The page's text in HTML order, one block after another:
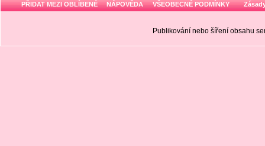
PŘIDAT MEZI OBLÍBENÉ NÁPOVĚDA VŠEOBECNÉ PODMÍNKY
Publikování nebo šíření obsahu